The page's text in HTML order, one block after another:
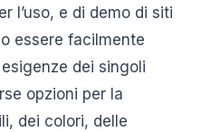
l’uso, e di demo di siti
essere facilmente
dei singoli
opzioni per la
dei colori, delle